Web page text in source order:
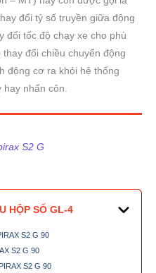
đổi tỷ số truyền giữa động
đổi tốc độ chạy xe cho phù
đổi chiều chuyển động
động cơ ra khỏi hệ thống
nhấn côn.
S2 G
HỘP SỐ GL-4
S2 G 90
S2 G 90
S2 G 90